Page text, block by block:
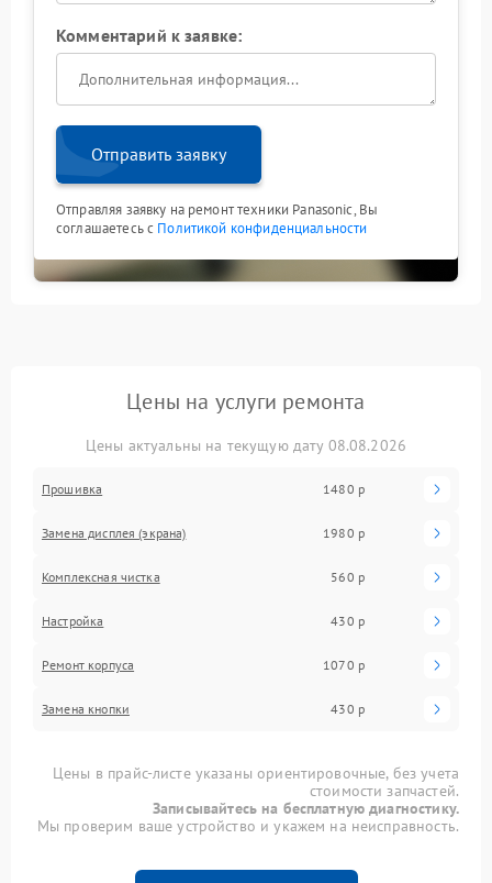
Комментарий к заявке:
Отправить заявку
Отправляя заявку на ремонт техники Panasonic, Вы
соглашаетесь с Политикой конфиденциальности
Цены на услуги ремонта
Цены актуальны на текущую дату 08.08.2026
Прошивка 1480 р
Замена дисплея (экрана) 1980 р
Комплексная чистка 560 р
Настройка 430 р
Ремонт корпуса 1070 р
Замена кнопки 430 р
Цены в прайс-листе указаны ориентировочные, без учета
стоимости запчастей.
Записывайтесь на бесплатную диагностику.
Мы проверим ваше устройство и укажем на неисправность.